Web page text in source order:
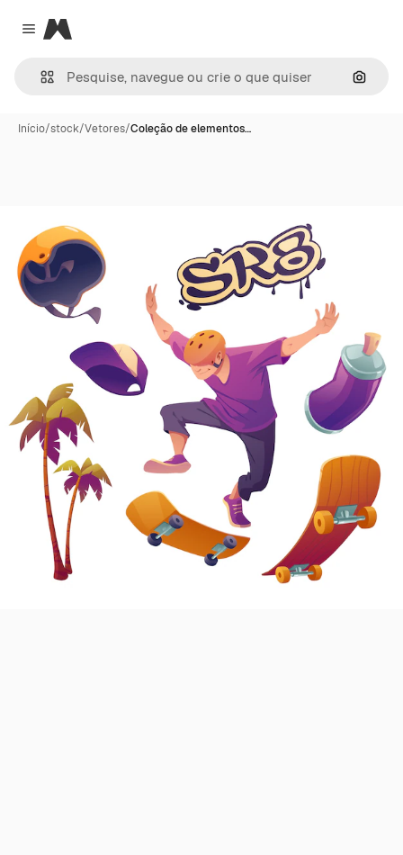
Close menu
Magnific
Início/stock/Vetores/Coleção de elementos…